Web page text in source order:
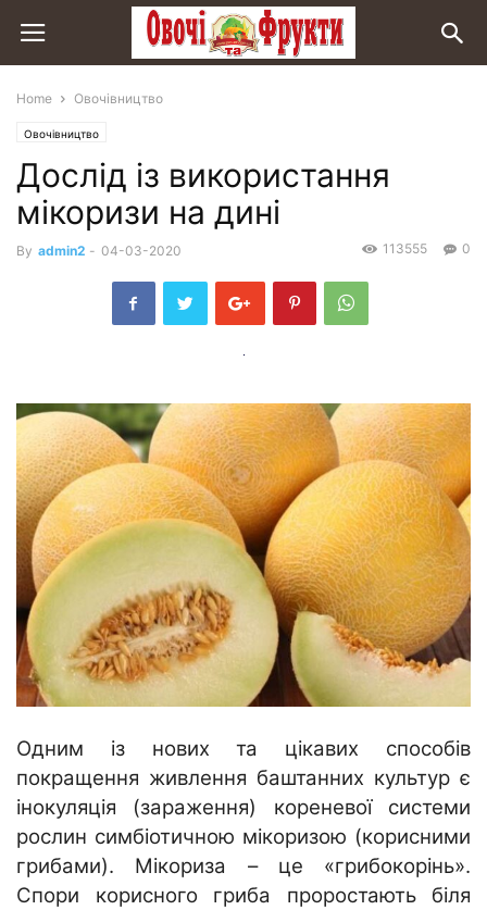
Home Овочівництво
Овочівництво
Дослід із використання
мікоризи на дині
By admin2 - 04-03-2020 0
113555
Одним із нових та цікавих способів
покращення живлення баштанних культур є
інокуляція (зараження) кореневої системи
рослин симбіотичною мікоризою (корисними
грибами). Мікориза – це «грибокорінь».
Спори корисного гриба проростають біля